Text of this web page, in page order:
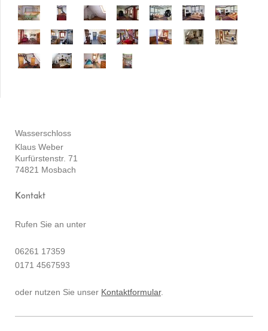
Wasserschloss
Klaus Weber
Kurfürstenstr. 71
74821 Mosbach
Kontakt
Rufen Sie an unter
06261 17359
0171 4567593
oder nutzen Sie unser Kontaktformular.